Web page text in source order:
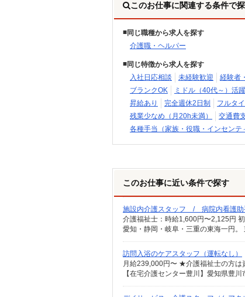
このお仕事に関連する条件で
同じ職種から求人を探す
介護職・ヘルパー
同じ特徴から求人を探す
入社日応相談
未経験歓迎 経験者
ブランクOK
ミドル（40代～）活
昇給あり
完全週休2日制 フルタ
残業少なめ（月20h未満）
交通費
各種手当（家族・役職・インセンテ
このお仕事に近い条件で探す
施設内介護スタッフ / 病院内看護
愛知・静岡・岐阜・三重の東海一円
訪問入浴のケアスタッフ（運転なし）